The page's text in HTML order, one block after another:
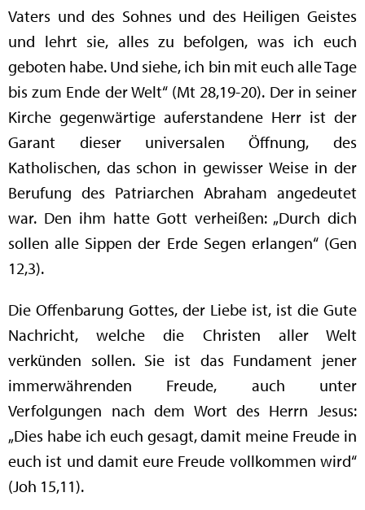
Vaters und des Sohnes und des Heiligen Geistes
und lehrt sie, alles zu befolgen, was ich euch
geboten habe. Und siehe, ich bin mit euch alle Tage
bis zum Ende der Welt“ (Mt 28,19-20). Der in seiner
Kirche gegenwärtige auferstandene Herr ist der
Garant dieser universalen Öffnung, des
Katholischen, das schon in gewisser Weise in der
Berufung des Patriarchen Abraham angedeutet
war. Den ihm hatte Gott verheißen: „Durch dich
sollen alle Sippen der Erde Segen erlangen“ (Gen
12,3).
Die Offenbarung Gottes, der Liebe ist, ist die Gute
Nachricht, welche die Christen aller Welt
verkünden sollen. Sie ist das Fundament jener
immerwährenden Freude, auch unter
Verfolgungen nach dem Wort des Herrn Jesus:
„Dies habe ich euch gesagt, damit meine Freude in
euch ist und damit eure Freude vollkommen wird“
(Joh 15,11).